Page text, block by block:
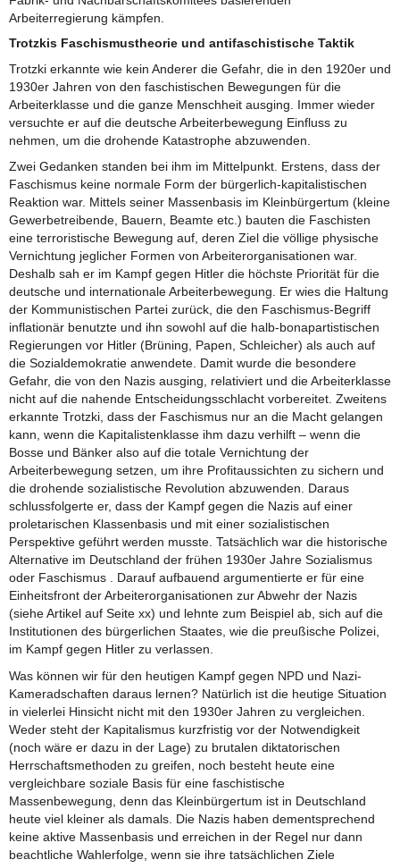
Arbeiterregierung kämpfen.
Trotzkis Faschismustheorie und antifaschistische Taktik
Trotzki erkannte wie kein Anderer die Gefahr, die in den 1920er und
1930er Jahren von den faschistischen Bewegungen für die
Arbeiterklasse und die ganze Menschheit ausging. Immer wieder
versuchte er auf die deutsche Arbeiterbewegung Einfluss zu
nehmen, um die drohende Katastrophe abzuwenden.
Zwei Gedanken standen bei ihm im Mittelpunkt. Erstens, dass der
Faschismus keine normale Form der bürgerlich-kapitalistischen
Reaktion war. Mittels seiner Massenbasis im Kleinbürgertum (kleine
Gewerbetreibende, Bauern, Beamte etc.) bauten die Faschisten
eine terroristische Bewegung auf, deren Ziel die völlige physische
Vernichtung jeglicher Formen von Arbeiterorganisationen war.
Deshalb sah er im Kampf gegen Hitler die höchste Priorität für die
deutsche und internationale Arbeiterbewegung. Er wies die Haltung
der Kommunistischen Partei zurück, die den Faschismus-Begriff
inflationär benutzte und ihn sowohl auf die halb-bonapartistischen
Regierungen vor Hitler (Brüning, Papen, Schleicher) als auch auf
die Sozialdemokratie anwendete. Damit wurde die besondere
Gefahr, die von den Nazis ausging, relativiert und die Arbeiterklasse
nicht auf die nahende Entscheidungsschlacht vorbereitet. Zweitens
erkannte Trotzki, dass der Faschismus nur an die Macht gelangen
kann, wenn die Kapitalistenklasse ihm dazu verhilft – wenn die
Bosse und Bänker also auf die totale Vernichtung der
Arbeiterbewegung setzen, um ihre Profitaussichten zu sichern und
die drohende sozialistische Revolution abzuwenden. Daraus
schlussfolgerte er, dass der Kampf gegen die Nazis auf einer
proletarischen Klassenbasis und mit einer sozialistischen
Perspektive geführt werden musste. Tatsächlich war die historische
Alternative im Deutschland der frühen 1930er Jahre Sozialismus
oder Faschismus . Darauf aufbauend argumentierte er für eine
Einheitsfront der Arbeiterorganisationen zur Abwehr der Nazis
(siehe Artikel auf Seite xx) und lehnte zum Beispiel ab, sich auf die
Institutionen des bürgerlichen Staates, wie die preußische Polizei,
im Kampf gegen Hitler zu verlassen.
Was können wir für den heutigen Kampf gegen NPD und Nazi-
Kameradschaften daraus lernen? Natürlich ist die heutige Situation
in vielerlei Hinsicht nicht mit den 1930er Jahren zu vergleichen.
Weder steht der Kapitalismus kurzfristig vor der Notwendigkeit
(noch wäre er dazu in der Lage) zu brutalen diktatorischen
Herrschaftsmethoden zu greifen, noch besteht heute eine
vergleichbare soziale Basis für eine faschistische
Massenbewegung, denn das Kleinbürgertum ist in Deutschland
heute viel kleiner als damals. Die Nazis haben dementsprechend
keine aktive Massenbasis und erreichen in der Regel nur dann
beachtliche Wahlerfolge, wenn sie ihre tatsächlichen Ziele